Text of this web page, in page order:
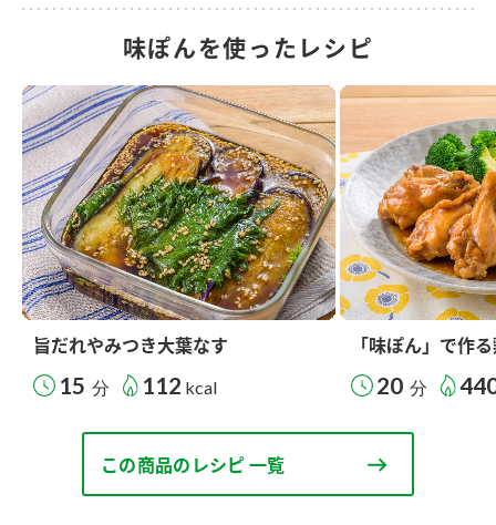
味ぽんを使ったレシピ
旨だれやみつき大葉なす
15 分 112 kcal
「味ぽん」で作
20 分
この商品のレシピ 一覧